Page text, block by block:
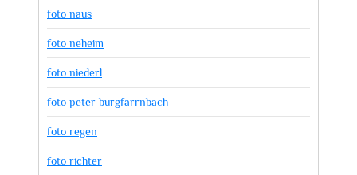
foto naus
foto neheim
foto niederl
foto peter burgfarrnbach
foto regen
foto richter